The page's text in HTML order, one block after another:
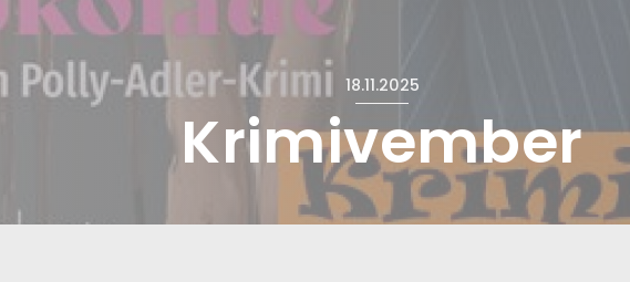
18.11.2025
Krimivember